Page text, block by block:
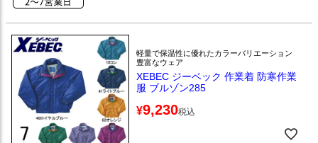
軽量で保温性に優れたカラーバリエーション
豊富なウェア
XEBEC ジーベック 作業着 防寒作業
服 ブルゾン285
¥9,230税込